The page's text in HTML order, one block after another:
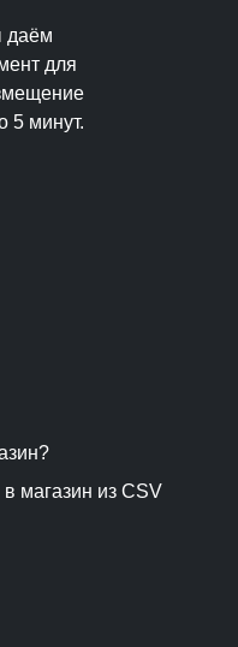
даём
для
5 минут.
магазин из CSV